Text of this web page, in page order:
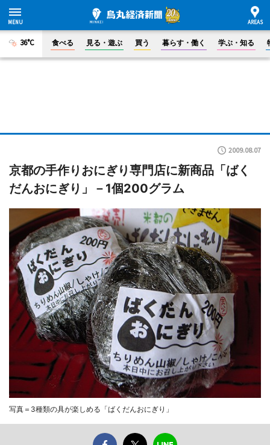
36°C 食べる 見る・遊ぶ 買う 暮らす・働く 学ぶ・知る
2009.08.07
京都の手作りおにぎり専門店に新商品「ばく
だんおにぎり」－1個200グラム
写真＝3種類の具が楽しめる「ばくだんおにぎり」